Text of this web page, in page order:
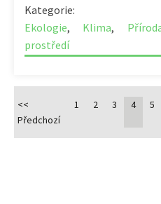
Kategorie:
Ekologie, Klima,
prostředí
<<
Předchozí
1 2 3 4 5